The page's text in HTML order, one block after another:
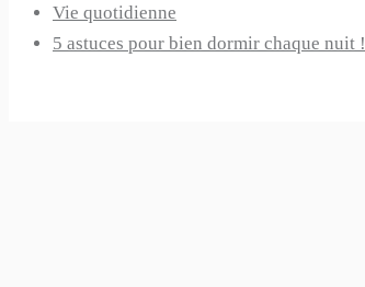
Vie quotidienne
5 astuces pour bien dormir chaque nuit !